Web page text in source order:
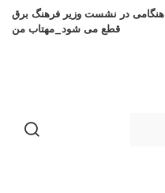
هنگامی در نشست وزیر فرهنگ برق
قطع می شود_مهتاب من